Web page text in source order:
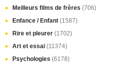
Meilleurs films de frères (706)
Enfance / Enfant (1587)
Rire et pleurer (1702)
Art et essai (11374)
Psychologies (6178)